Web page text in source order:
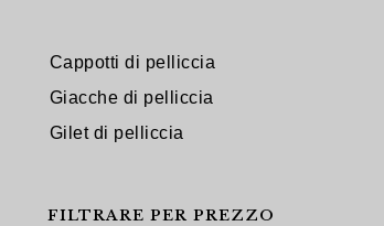
Cappotti di pelliccia
Giacche di pelliccia
Gilet di pelliccia
FILTRARE PER PREZZO